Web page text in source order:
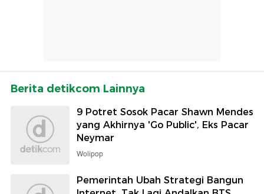
Berita detikcom Lainnya
9 Potret Sosok Pacar Shawn Mendes
yang Akhirnya 'Go Public', Eks Pacar
Neymar
Wolipop
Pemerintah Ubah Strategi Bangun